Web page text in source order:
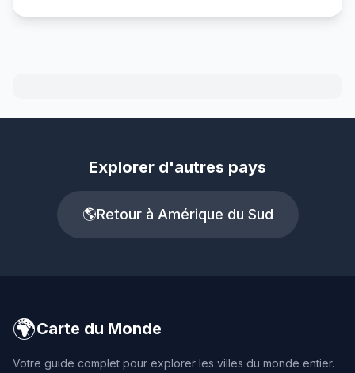
Explorer d'autres pays
🌎Retour à Amérique du Sud
🌍Carte du Monde
Votre guide complet pour explorer les villes du monde entier.